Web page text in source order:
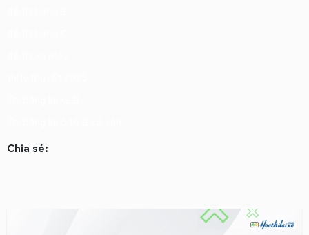
Chia sẻ: